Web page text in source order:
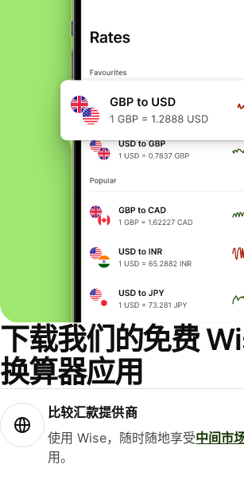
下载我们的免费
换算器应用
比较汇款提供商
使用 Wise，随时随地享受中间市
用。